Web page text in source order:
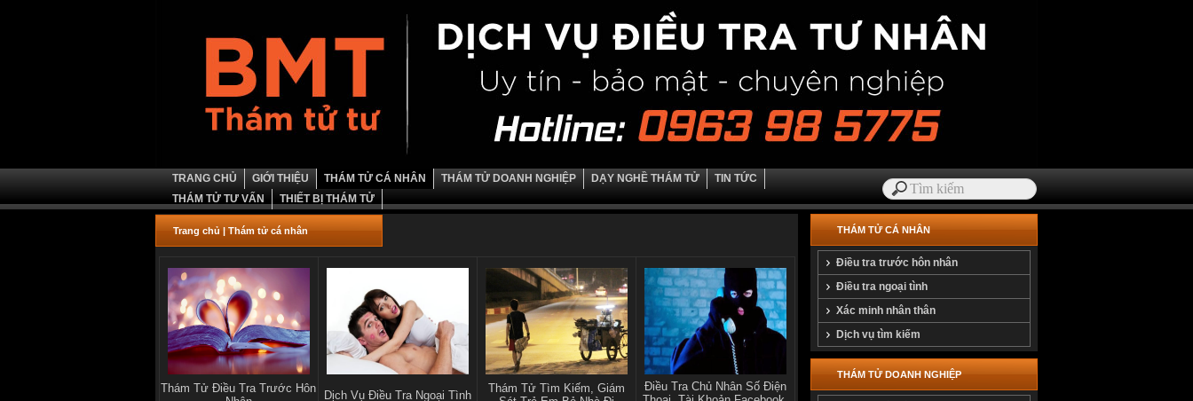
TRANG CHỦ GIỚI THIỆU THÁM TỬ CÁ NHÂN THÁM TỬ DOANH NGHIỆP DẠY NGHỀ THÁM TỬ
TIN TỨC
THÁM TỬ TƯ VẤN
THIẾT BỊ THÁM TỬ
Trang chủ | Thám tử cá nhân
Thám Tử Điều Tra Trước Hôn
Dịch Vụ Điều Tra Ngoại Tình
Thám Tử Tìm Kiếm, Giám
Điều Tra Chủ Nhân Số Điện
THÁM TỬ CÁ NHÂN
Điều tra trước hôn nhân
Điều tra ngoại tình
Xác minh nhân thân
Dịch vụ tìm kiếm
THÁM TỬ DOANH NGHIỆP